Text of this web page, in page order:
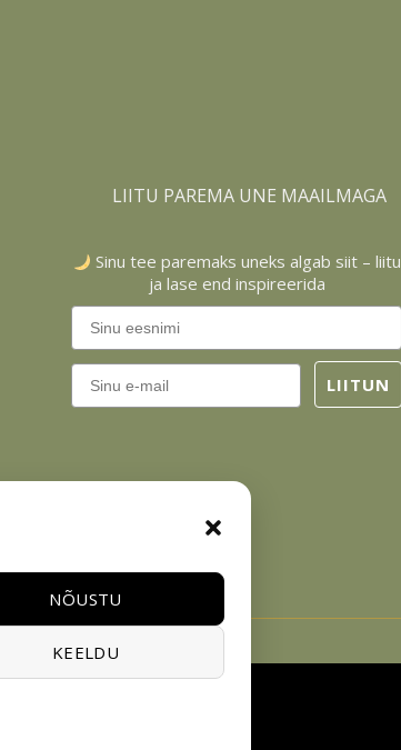
NÕUSTU
KEELDU
LIITU PAREMA UNE MAAILMAGA
Sinu tee paremaks uneks algab siit – liitu
ja lase end inspireerida
Email
LIITUN